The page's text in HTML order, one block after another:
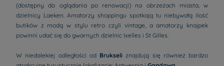
(dostępny do oglądania po renowacji) na obrzeżach miasta, w
dzielnicy Laeken. Amatorzy shoppingu spotkają tu niebywałą ilość
butików z modą w stylu retro czyli vintage, a amatorzy knajpek
powinni udać się do gwarnych dzielnic Ixelles i St Gilles.
W niedalekiej odległości od Brukseli znajdują się również bardzo